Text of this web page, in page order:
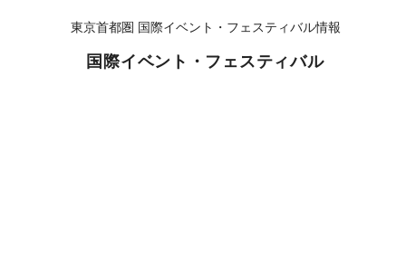
東京首都圏 国際イベント・フェスティバル情報
国際イベント・フェスティバル